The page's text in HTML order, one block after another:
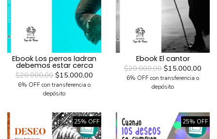
Ebook Los perros ladran
debemos estar cerca
$20.000,00 $15.000,00
6% OFF con transferencia o
depósito
Ebook El cantor
$20.000,00 $15.000,00
6% OFF con transferencia o
depósito
25% OFF 25% OFF